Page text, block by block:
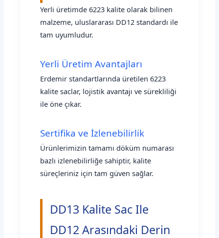
Yerli üretimde 6223 kalite olarak bilinen
malzeme, uluslararası DD12 standardı ile
tam uyumludur.
Yerli Üretim Avantajları
Erdemir standartlarında üretilen 6223
kalite saclar, lojistik avantajı ve sürekliliği
ile öne çıkar.
Sertifika ve İzlenebilirlik
Ürünlerimizin tamamı döküm numarası
bazlı izlenebilirliğe sahiptir, kalite
süreçleriniz için tam güven sağlar.
DD13 Kalite Sac Ile
DD12 Arasındaki Derin